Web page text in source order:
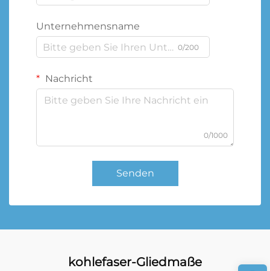
Unternehmensname
0/200
Nachricht
0/1000
Senden
kohlefaser-Gliedmaße